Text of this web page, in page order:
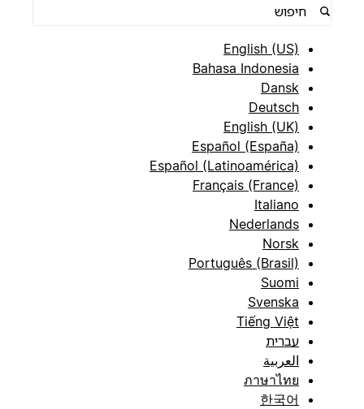
English (US)
Bahasa Indonesia
Dansk
Deutsch
English (UK)
Español (España)
Español (Latinoamérica)
Français (France)
Italiano
Nederlands
Norsk
Português (Brasil)
Suomi
Svenska
Tiếng Việt
עברית
العربية
ภาษาไทย
한국어